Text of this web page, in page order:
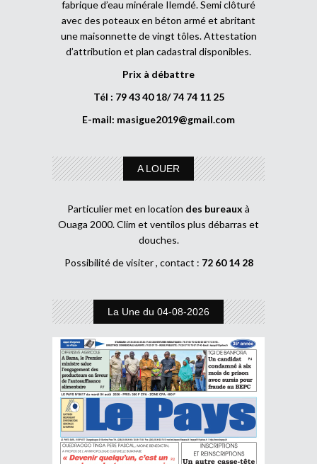
fabrique d’eau minérale Ilemdé. Semi clôturé
avec des poteaux en béton armé et abritant
une maisonnette de vingt tôles. Attestation
d’attribution et plan cadastral disponibles.
Prix à débattre
Tél : 79 43 40 18/ 74 74 11 25
E-mail: masigue2019@gmail.com
A LOUER
Particulier met en location des bureaux à
Ouaga 2000. Clim et ventilos plus débarras et
douches.
Possibilité de visiter , contact : 72 60 14 28
La Une du 04-08-2026